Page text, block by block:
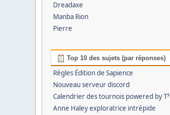
Dreadaxe
Manba Rion
Pierre
Top 10 des sujets (par réponses)
Règles Édition de Sapience
Nouveau serveur discord
Calendrier des tournois powered by T³
Anne Haley exploratrice intrépide